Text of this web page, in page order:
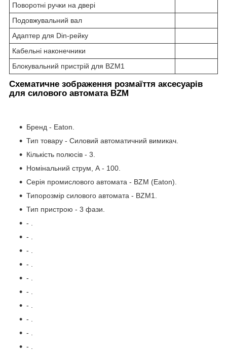
Поворотні ручки на двері
Подовжувальний вал
Адаптер для Din-рейку
Кабельні наконечники
Блокувальний пристрій для BZM1
Схематичне зображення розмаїття аксесуарів
для силового автомата BZM
Бренд - Eaton.
Тип товару - Силовий автоматичний вимикач.
Кількість полюсів - 3.
Номінальний струм, А - 100.
Серія промислового автомата - BZM (Eaton).
Типорозмір силового автомата - BZM1.
Тип пристрою - 3 фази.
- .
- .
- .
- .
- .
- .
- .
- .
- .
- .